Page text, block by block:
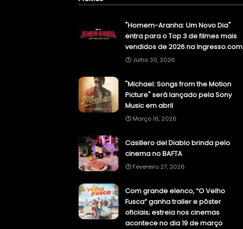
"Homem-Aranha: Um Novo Dia"
entra para o Top 3 de filmes mais
vendidos de 2026 na Ingresso.com
Julho 30, 2026
"Michael: Songs from the Motion
Picture" será lançado pela Sony
Music em abril
Março 16, 2026
Casillero del Diablo brinda pelo
cinema no BAFTA
Fevereiro 27, 2026
Com grande elenco, “O Velho
Fusca” ganha trailer e pôster
oficiais; estreia nos cinemas
acontece no dia 19 de março